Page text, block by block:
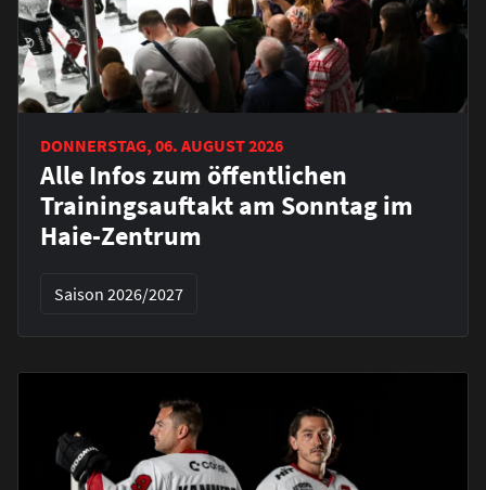
DONNERSTAG, 06. AUGUST 2026
Alle Infos zum öffentlichen
Trainingsauftakt am Sonntag im
Haie-Zentrum
Saison 2026/2027